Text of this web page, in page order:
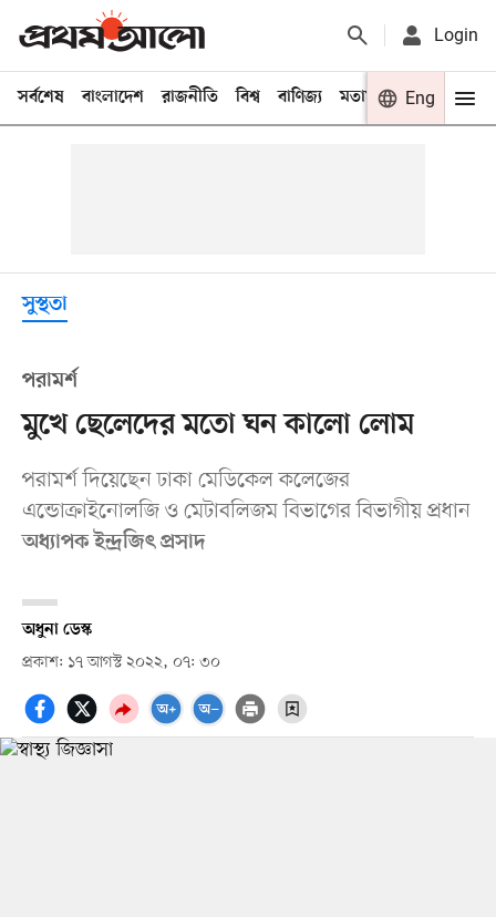
Login
সর্বশেষ বাংলাদেশ রাজনীতি বিশ্ব বাণিজ্য মতামত খেলা
Eng
সুস্থতা
পরামর্শ
মুখে ছেলেদের মতো ঘন কালো লোম
পরামর্শ দিয়েছেন ঢাকা মেডিকেল কলেজের
এন্ডোক্রাইনোলজি ও মেটাবলিজম বিভাগের বিভাগীয় প্রধান
অধ্যাপক ইন্দ্রজিৎ প্রসাদ
অধুনা ডেস্ক
প্রকাশ: ১৭ আগস্ট ২০২২, ০৭: ৩০